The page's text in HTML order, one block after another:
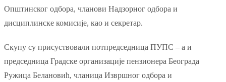
Општинског одбора, чланови Надзорног одбора и
дисциплинске комисије, као и секретар.
Скупу су присуствовали потпредседница ПУПС – а и
председница Градске организације пензионера Београда
Ружица Белановић, чланица Извршног одбора и